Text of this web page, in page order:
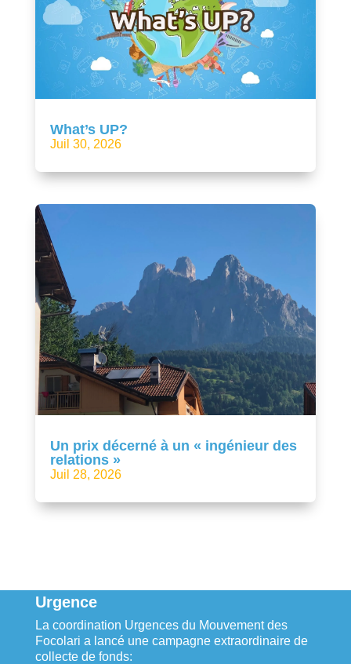
What’s UP?
Juil 30, 2026
Un prix décerné à un « ingénieur des
relations »
Juil 28, 2026
Urgence
La coordination Urgences du Mouvement des
Focolari a lancé une campagne extraordinaire de
collecte de fonds: